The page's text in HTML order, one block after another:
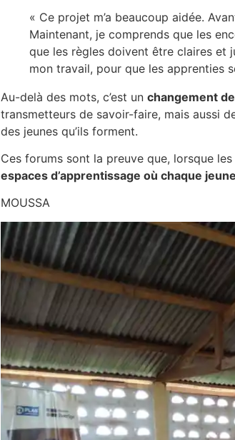
« Ce projet m’a beaucoup aidée.
Maintenant, je comprends que les
que les règles doivent être claires et
mon travail, pour que les apprenties
Au-delà des mots, c’est un changement
transmetteurs de savoir-faire, mais aussi
des jeunes qu’ils forment.
Ces forums sont la preuve que, lorsque
espaces d’apprentissage où chaque
MOUSSA